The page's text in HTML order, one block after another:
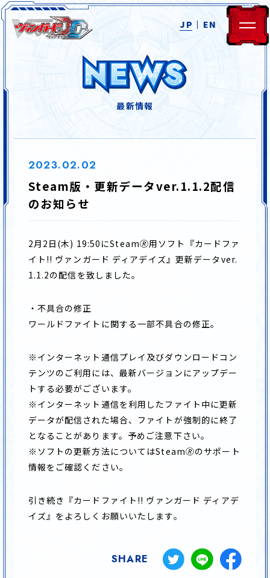
JP EN
ホーム
システム
キャラクター ムービー
店舗特典情報
JP EN
最新情報
2023.02.02
Steam版・更新データver.1.1.2配信
のお知らせ
2月2日(木) 19:50にSteam🄬用ソフト『カードファ
イト!! ヴァンガード ディアデイズ』更新データver.
1.1.2の配信を致しました。
・不具合の修正
ワールドファイトに関する一部不具合の修正。
※インターネット通信プレイ及びダウンロードコン
テンツのご利用には、最新バージョンにアップデー
トする必要がございます。
※インターネット通信を利用したファイト中に更新
データが配信された場合、ファイトが強制的に終了
となることがあります。予めご注意下さい。
※ソフトの更新方法についてはSteam🄬のサポート
情報をご確認ください。
引き続き『カードファイト!! ヴァンガード ディアデ
イズ』をよろしくお願いいたします。
SHARE